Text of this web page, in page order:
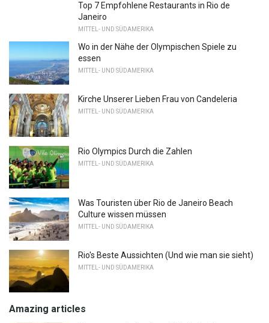
Top 7 Empfohlene Restaurants in Rio de
Janeiro
MITTEL- UND SÜDAMERIKA
Wo in der Nähe der Olympischen Spiele zu
essen
MITTEL- UND SÜDAMERIKA
Kirche Unserer Lieben Frau von Candeleria
MITTEL- UND SÜDAMERIKA
Rio Olympics Durch die Zahlen
MITTEL- UND SÜDAMERIKA
Was Touristen über Rio de Janeiro Beach
Culture wissen müssen
MITTEL- UND SÜDAMERIKA
Rio's Beste Aussichten (Und wie man sie sieht)
MITTEL- UND SÜDAMERIKA
Amazing articles